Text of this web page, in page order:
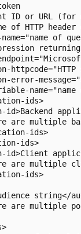
ID or URL
of HTTP
of
httpcode="HTTP
error-
ids>
id>Backend
are multiple
ids>
ids>
id>Client
are multiple
ids>
string</
are multiple